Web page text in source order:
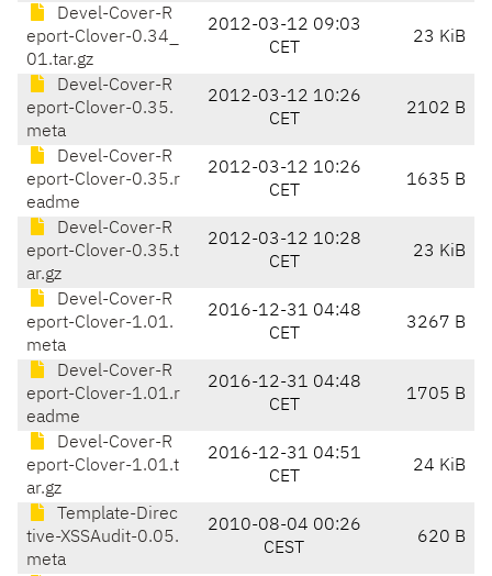
Devel-Cover-R
eport-Clover-0.34_
01.tar.gz
2012-03-12 09:03
CET
23 KiB
Devel-Cover-R
eport-Clover-0.35.
meta
2012-03-12 10:26
CET
2102 B
Devel-Cover-R
eport-Clover-0.35.r
eadme
2012-03-12 10:26
CET
1635 B
Devel-Cover-R
eport-Clover-0.35.t
ar.gz
2012-03-12 10:28
CET
23 KiB
Devel-Cover-R
eport-Clover-1.01.
meta
2016-12-31 04:48
CET
3267 B
Devel-Cover-R
eport-Clover-1.01.r
eadme
2016-12-31 04:48
CET
1705 B
Devel-Cover-R
eport-Clover-1.01.t
ar.gz
2016-12-31 04:51
CET
24 KiB
Template-Direc
tive-XSSAudit-0.05.
meta
2010-08-04 00:26
CEST
620 B